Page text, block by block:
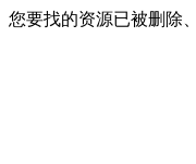
您要找的资源已被删除